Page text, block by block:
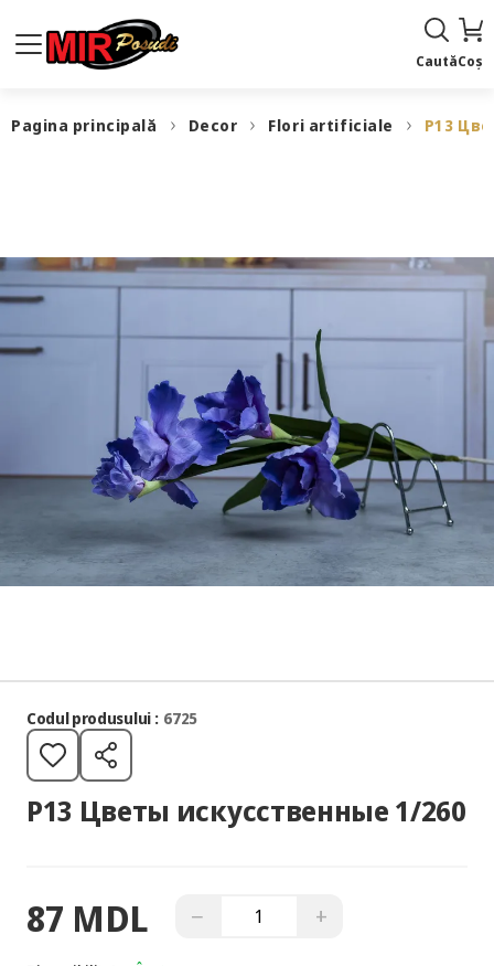
CautăCoș
Pagina principală Decor Flori artificiale P13
Codul produsului : 6725
P13 Цветы искусственные 1/260
87 MDL − +